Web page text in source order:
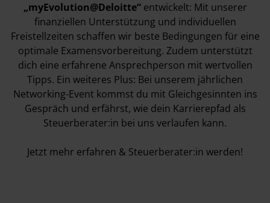
„myEvolution@Deloitte“entwickelt: Mit unserer
finanziellen Unterstützung und individuellen
Freistellzeiten schaffen wir beste Bedingungen für eine
optimale Examensvorbereitung. Zudem unterstützt
dich eine erfahrene Ansprechperson mit wertvollen
Tipps. Ein weiteres Plus: Bei unserem jährlichen
Networking-Event kommst du mit Gleichgesinnten ins
Gespräch und erfährst, wie dein Karrierepfad als
Steuerberater:in bei uns verlaufen kann.
Jetzt mehr erfahren & Steuerberater:in werden!